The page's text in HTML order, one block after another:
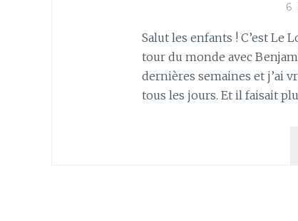
6
Salut les enfants ! C’est Le
tour du monde avec
dernières semaines et j’ai
tous les jours. Et il faisait